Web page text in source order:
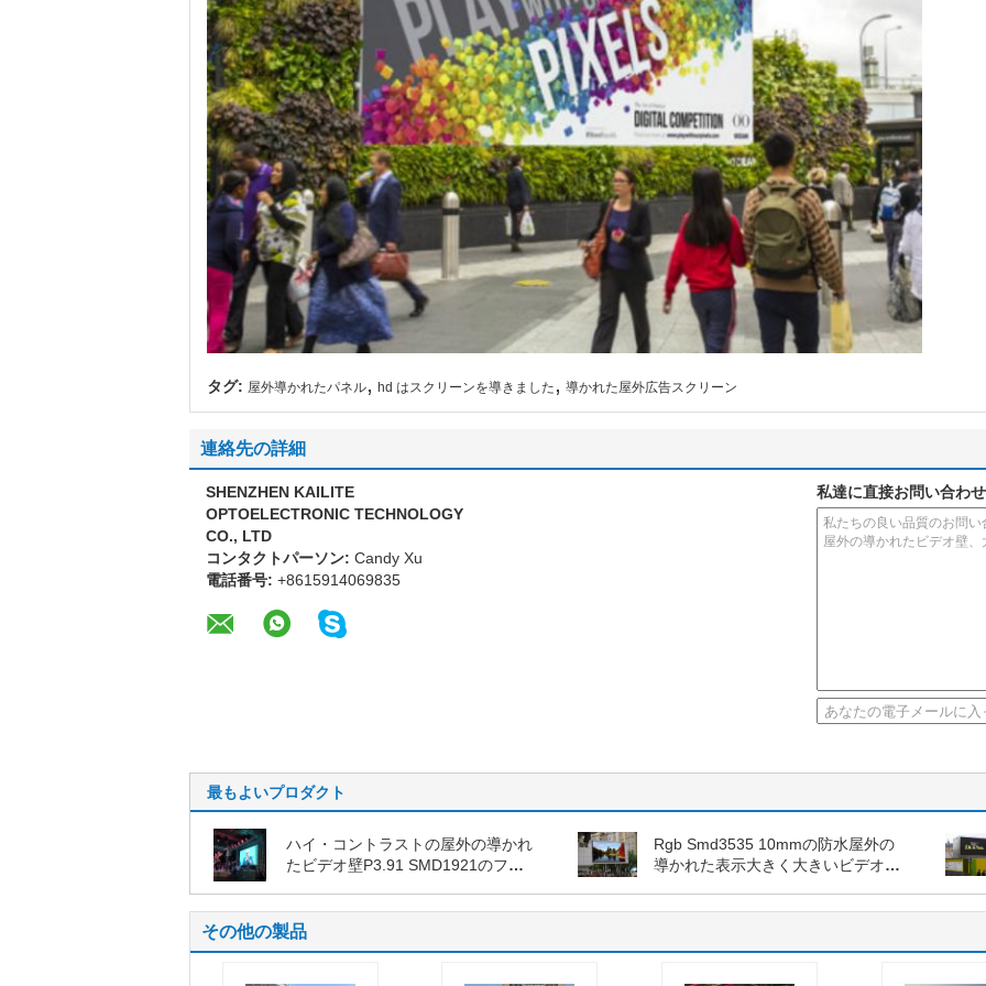
タグ: 屋外導かれたパネル, hd はスクリーンを導きました , 導かれた屋外広告スクリーン
連絡先の詳細
SHENZHEN KAILITE
OPTOELECTRONIC TECHNOLOGY
CO., LTD
コンタクトパーソン: Candy Xu
電話番号: +8615914069835
私達に直接お問い合わ
最もよいプロダクト
ハイ・コントラストの屋外の導かれ
たビデオ壁P3.91 SMD1921のフル
Rgb Smd3535 10mmの防水屋外の
導かれた表示大きく大きいビデオ壁
その他の製品